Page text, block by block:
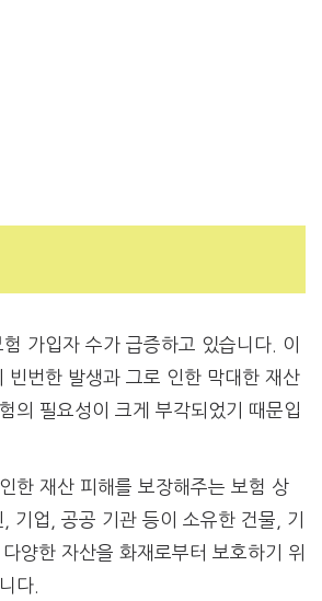
가입자 수가 급증하고 있습니다. 이
빈번한 발생과 그로 인한 막대한 재산
의 필요성이 크게 부각되었기 때문입
한 재산 피해를 보장해주는 보험 상
기업, 공공 기관 등이 소유한 건물, 기
양한 자산을 화재로부터 보호하기 위
다.